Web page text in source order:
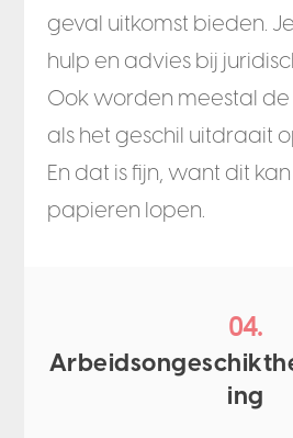
geval uitkomst bieden.
hulp en advies bij
Ook worden meestal
als het geschil uitdraait
En dat is fijn, want dit
papieren lopen.
04.
ing